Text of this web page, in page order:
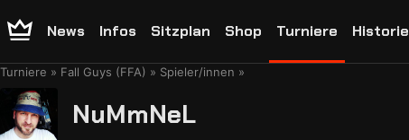
News Infos Sitzplan Shop Turniere Historie
Turniere Fall Guys (FFA) Spieler/innen
NuMmNeL